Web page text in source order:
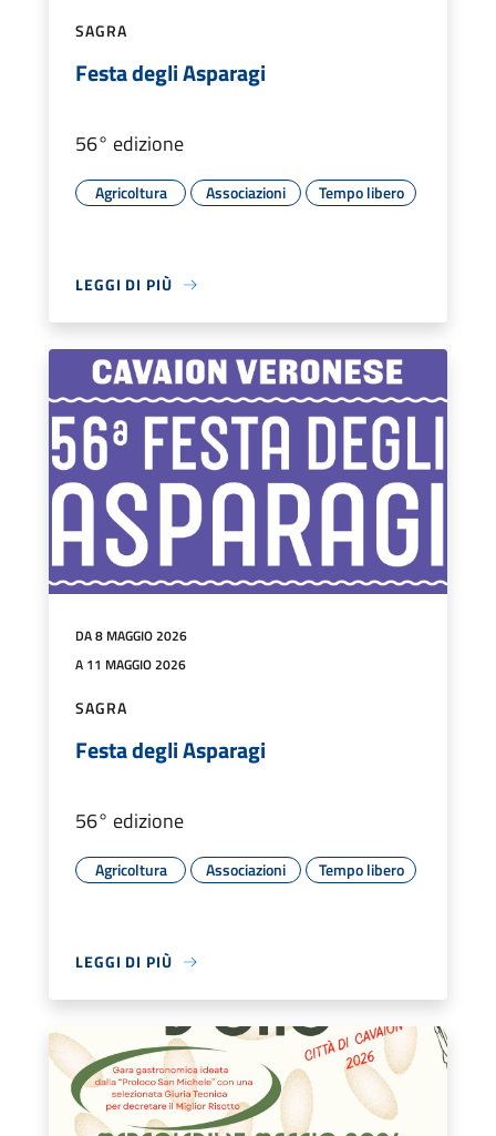
SAGRA
Festa degli Asparagi
56° edizione
Agricoltura Associazioni Tempo libero
LEGGI DI PIÙ
DA 8 MAGGIO 2026
A 11 MAGGIO 2026
SAGRA
Festa degli Asparagi
56° edizione
Agricoltura Associazioni Tempo libero
LEGGI DI PIÙ